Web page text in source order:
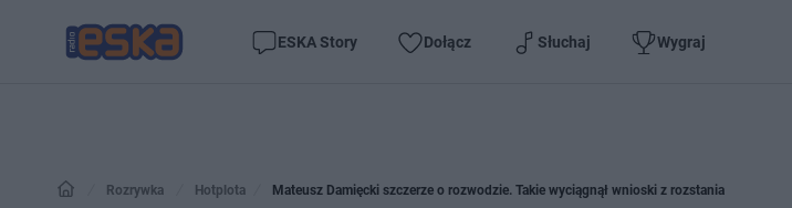
ESKA Story Dołącz Słuchaj Wygraj
Rozrywka Hotplota Mateusz Damięcki szczerze o rozwodzie. Takie wyciągnął wnioski z rozstania